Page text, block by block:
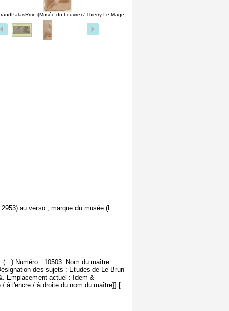
(Musée du Louvre) / Thierry Le Mage
au verso ; marque du musée (L.
Numéro : 10503. Nom du maître :
des sujets : Etudes de Le Brun
Emplacement actuel : Idem &
à l'encre / à droite du nom du maître]] [